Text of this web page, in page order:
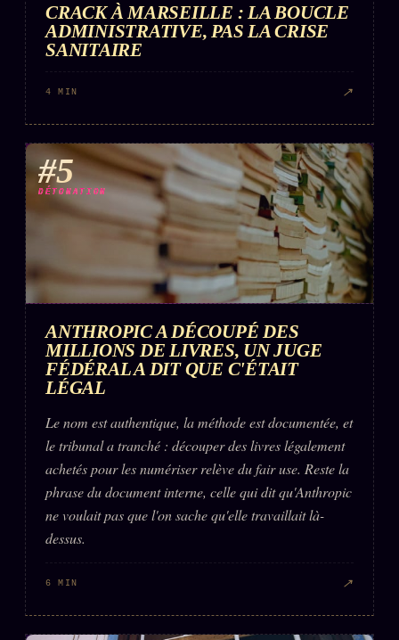
CRACK À MARSEILLE : LA BOUCLE
ADMINISTRATIVE, PAS LA CRISE
SANITAIRE
4 MIN ↗
#5
DÉTONATION
ANTHROPIC A DÉCOUPÉ DES
MILLIONS DE LIVRES, UN JUGE
FÉDÉRAL A DIT QUE C'ÉTAIT
LÉGAL
Le nom est authentique, la méthode est documentée, et
le tribunal a tranché : découper des livres légalement
achetés pour les numériser relève du fair use. Reste la
phrase du document interne, celle qui dit qu'Anthropic
ne voulait pas que l'on sache qu'elle travaillait là-
dessus.
6 MIN ↗